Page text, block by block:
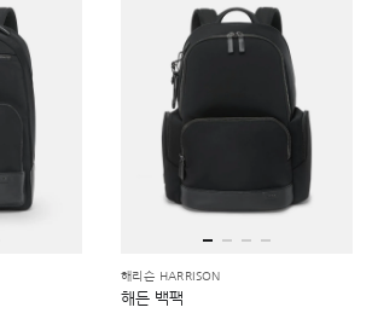
해리슨 HARRISON
해든 백팩